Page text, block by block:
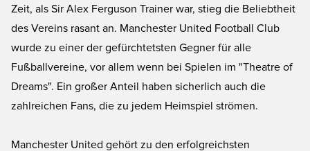
Zeit, als Sir Alex Ferguson Trainer war, stieg die Beliebtheit
des Vereins rasant an. Manchester United Football Club
wurde zu einer der gefürchtetsten Gegner für alle
Fußballvereine, vor allem wenn bei Spielen im "Theatre of
Dreams". Ein großer Anteil haben sicherlich auch die
zahlreichen Fans, die zu jedem Heimspiel strömen.
Manchester United gehört zu den erfolgreichsten